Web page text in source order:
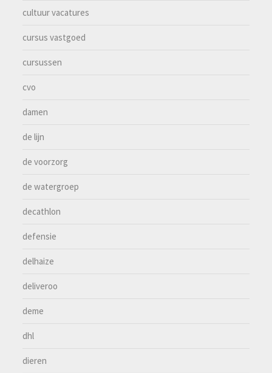
cultuur vacatures
cursus vastgoed
cursussen
cvo
damen
de lijn
de voorzorg
de watergroep
decathlon
defensie
delhaize
deliveroo
deme
dhl
dieren